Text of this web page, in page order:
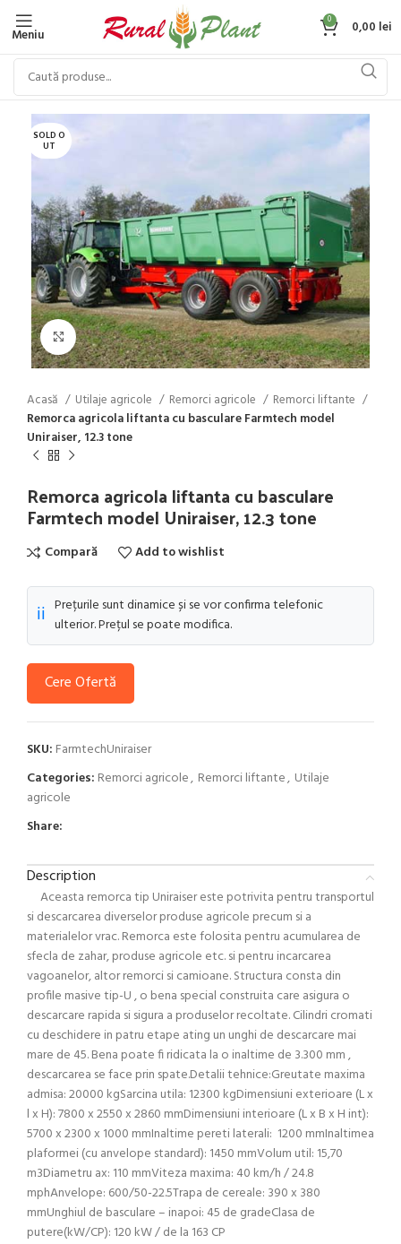
Meniu
0 0,00 lei
SOLD O
UT
Click to enlarge
Acasă Utilaje agricole Remorci agricole
Remorci liftante
Remorca agricola liftanta cu basculare Farmtech model
Uniraiser, 12.3 tone
Remorca agricola liftanta cu basculare
Farmtech model Uniraiser, 12.3 tone
Compară Add to wishlist
ℹ️ Prețurile sunt dinamice și se vor confirma telefonic
ulterior. Prețul se poate modifica.
Cere Ofertă
SKU: FarmtechUniraiser
Categories: Remorci agricole, Remorci liftante, Utilaje
agricole
Share:
Description
Aceasta remorca tip Uniraiser este potrivita pentru transportul
si descarcarea diverselor produse agricole precum si a
materialelor vrac. Remorca este folosita pentru acumularea de
sfecla de zahar, produse agricole etc. si pentru incarcarea
vagoanelor, altor remorci si camioane. Structura consta din
profile masive tip-U , o bena special construita care asigura o
descarcare rapida si sigura a produselor recoltate. Cilindri cromati
cu deschidere in patru etape ating un unghi de descarcare mai
mare de 45. Bena poate fi ridicata la o inaltime de 3.300 mm ,
descarcarea se face prin spate.Detalii tehnice:Greutate maxima
admisa: 20000 kgSarcina utila: 12300 kgDimensiuni exterioare (L x
l x H): 7800 x 2550 x 2860 mmDimensiuni interioare (L x B x H int):
5700 x 2300 x 1000 mmInaltime pereti laterali: 1200 mmInaltimea
plaformei (cu anvelope standard): 1450 mmVolum util: 15,70
m3Diametru ax: 110 mmViteza maxima: 40 km/h / 24.8
mphAnvelope: 600/50-22.5Trapa de cereale: 390 x 380
mmUnghiul de basculare – inapoi: 45 de gradeClasa de
putere(kW/CP): 120 kW / de la 163 CP